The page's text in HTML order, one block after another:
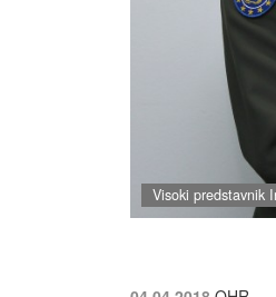
Visoki predstavnik